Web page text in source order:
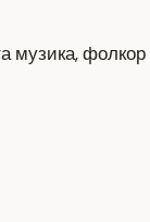
музика,